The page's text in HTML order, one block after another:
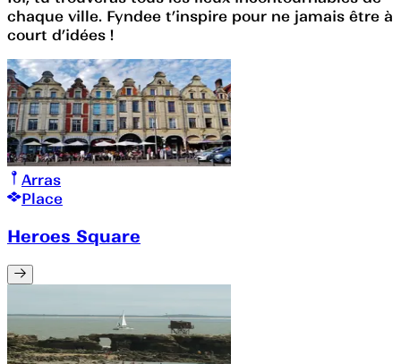
chaque ville. Fyndee t’inspire pour ne jamais être à
court d’idées !
Arras
Place
Heroes Square